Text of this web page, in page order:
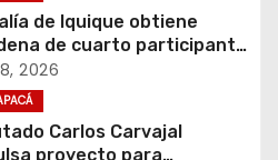
de Iquique obtiene
de cuarto participante
asalto a
2026
Carlos Carvajal
proyecto para